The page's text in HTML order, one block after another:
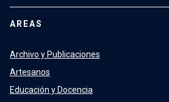
AREAS
Archivo y Publicaciones
Artesanos
Educación y Docencia